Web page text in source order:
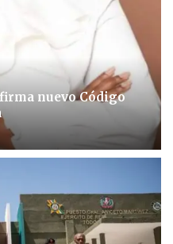
nuevo Código